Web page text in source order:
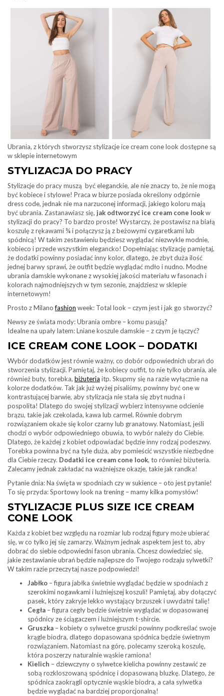
Ubrania, z których stworzysz stylizacje ice cream cone look dostępne są
w sklepie internetowym
STYLIZACJA DO PRACY
Stylizacje do pracy muszą być eleganckie, ale nie znaczy to, że nie mogą
być kobiece i stylowe! Praca w biurze posiada określony odgórnie
dress code, jednak nie ma narzuconej informacji, jakiego koloru mają
być ubrania. Zastanawiasz się, jak odtworzyć ice cream cone lookw
stylizacji do pracy? To bardzo proste! Wystarczy, że postawisz na białą
koszulę z rękawami ¾ i połączysz ją z beżowymi cygaretkami lub
spódnicą! W takim zestawieniu będziesz wyglądać niezwykle modnie,
kobieco i przede wszystkim elegancko! Dopełniając stylizację pamiętaj,
że dodatki powinny posiadać inny kolor, dlatego, że zbyt duża ilość
jednej barwy sprawi, że outfit będzie wyglądać mdło i nudno. Modne
ubrania damskie wykonane z wysokiej jakości materiału w fasonach i
kolorach najmodniejszych w tym sezonie, znajdziesz w sklepie
internetowym!
Prosto z Milanofashion week: Total look – czym jest i jak go stworzyć?
Newsy ze świata mody: Ubrania ombre – komu pasują?
Idealne na upały latem: Lniane koszule damskie – z czym je łączyć?
ICE CREAM CONE LOOK – DODATKI
Wybór dodatków jest równie ważny, co dobór odpowiednich ubrań do
stworzenia stylizacji. Pamiętaj, że kobiecy outfit, to nie tylko ubrania, ale
również buty, torebka, biżuteria itp. Skupmy się na razie wyłącznie na
kolorze dodatków. Tak jak już wyżej pisaliśmy, powinny być one w
kontrastującej barwie, aby stylizacja nie stała się zbyt nudna i
pospolita! Dlatego do swojej stylizacji wybierz intensywne odcienie
brązu, takie jak czekolada, kawa lub carmel. Równie dobrym
rozwiązaniem okaże się kolor czarny lub granatowy. Natomiast, jeśli
chodzi o wybór odpowiedniego obuwia, to wybór należy do Ciebie.
Dlatego, że każdej z kobiet odpowiadać będzie inny rodzaj podeszwy.
Torebka powinna być na tyle duża, aby pomieścić wszystkie niezbędne
dla Ciebie rzeczy. Dodatki ice cream cone look, to również biżuteria.
Zalecamy jednak zakładać na ważniejsze okazje, takie jak randka!
Pytanie dnia: Na święta w spodniach czy w sukience – oto jest pytanie!
To się przyda: Sportowy look na trening – mamy kilka pomysłów!
STYLIZACJE PLUS SIZE ICE CREAM
CONE LOOK
Każda z kobiet bez względu na rozmiar lub rodzaj figury może ubierać
się, w co tylko jej się zamarzy. Ważnym jednak aspektem jest to, aby
dobrać do siebie odpowiedni fason ubrania. Chcesz dowiedzieć się,
jakie zestawianie ubrań będzie najlepsze do Twojego rodzaju sylwetki?
W takim razie przeczytaj nasze podpowiedzi!
Jabłko – figura jabłka świetnie wyglądać będzie w spodniach z
szerokimi nogawkami i luźniejszej koszuli! Pamiętaj, aby dołączyć
pasek, który zakryje lekko wystający brzuszek i uwydatni talię!
Cegła – figura cegły będzie świetnie wyglądać w dopasowanej
spódnicy ze ściągaczem i luźniejszym t-shircie.
Gruszka – kobiety o sylwetce gruszki powinny podkreślać swoje
krągle biodra, dlatego dopasowana spódnica będzie świetnym
rozwiązaniem. Natomiast na górę, polecamy szeroką koszulę,
która poszerzy naturalnie wąskie ramiona!
Kielich – dziewczyny o sylwetce kielicha powinny zestawić ze
sobą rozkloszowaną spódnicę i dopasowaną bluzkę. Dlatego, że
spódnica zaokrągli optycznie wąskie biodra, a cała sylwetka
będzie wyglądać na bardziej proporcjonalną!